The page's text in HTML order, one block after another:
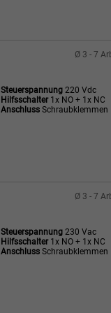
Ø 3 - 7
Steuerspannung 220 Vdc
Hilfsschalter1x NO + 1x NC
Anschluss Schraubklemmen
Ø 3 - 7
Steuerspannung 230 Vac
Hilfsschalter1x NO + 1x NC
Anschluss Schraubklemmen